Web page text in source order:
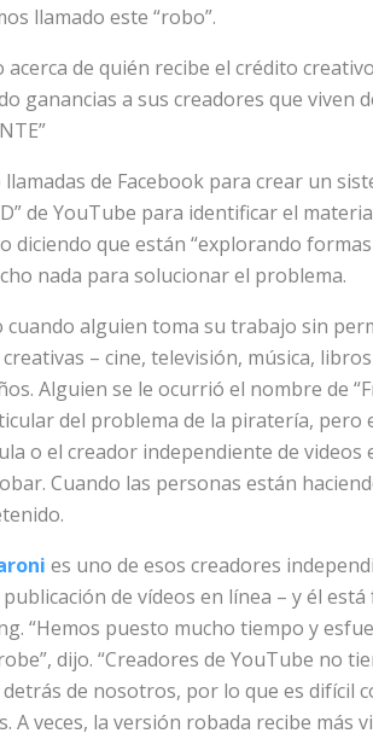
llamado este “robo”.
acerca de quién recibe el crédito
ganancias a sus creadores que viven
de Facebook para crear un
de YouTube para identificar el
diciendo que están “explorando
nada para solucionar el problema.
cuando alguien toma su trabajo sin
– cine, televisión, música,
Alguien se le ocurrió el nombre de
del problema de la piratería, pero
o el creador independiente de
Cuando las personas están
es uno de esos creadores
publicación de vídeos en línea – y él
“Hemos puesto mucho tiempo y
dijo. “Creadores de YouTube no
de nosotros, por lo que es difícil
A veces, la versión robada recibe más